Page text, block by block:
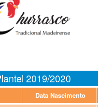
2019/2020
Data Nascimento